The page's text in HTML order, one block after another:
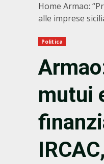
Home Armao:
alle imprese
Politica
mutui